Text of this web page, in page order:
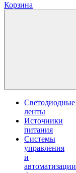
Корзина
Светодиодные
ленты
Источники
питания
Системы
управления
и
автоматизации